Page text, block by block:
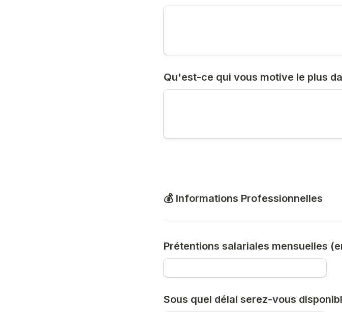
Qu'est-ce qui vous motive le plus
💰 Informations Professionnelles
Prétentions salariales mensuelles
Sous quel délai serez-vous